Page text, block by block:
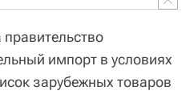
импорт в условиях
зарубежных товаров